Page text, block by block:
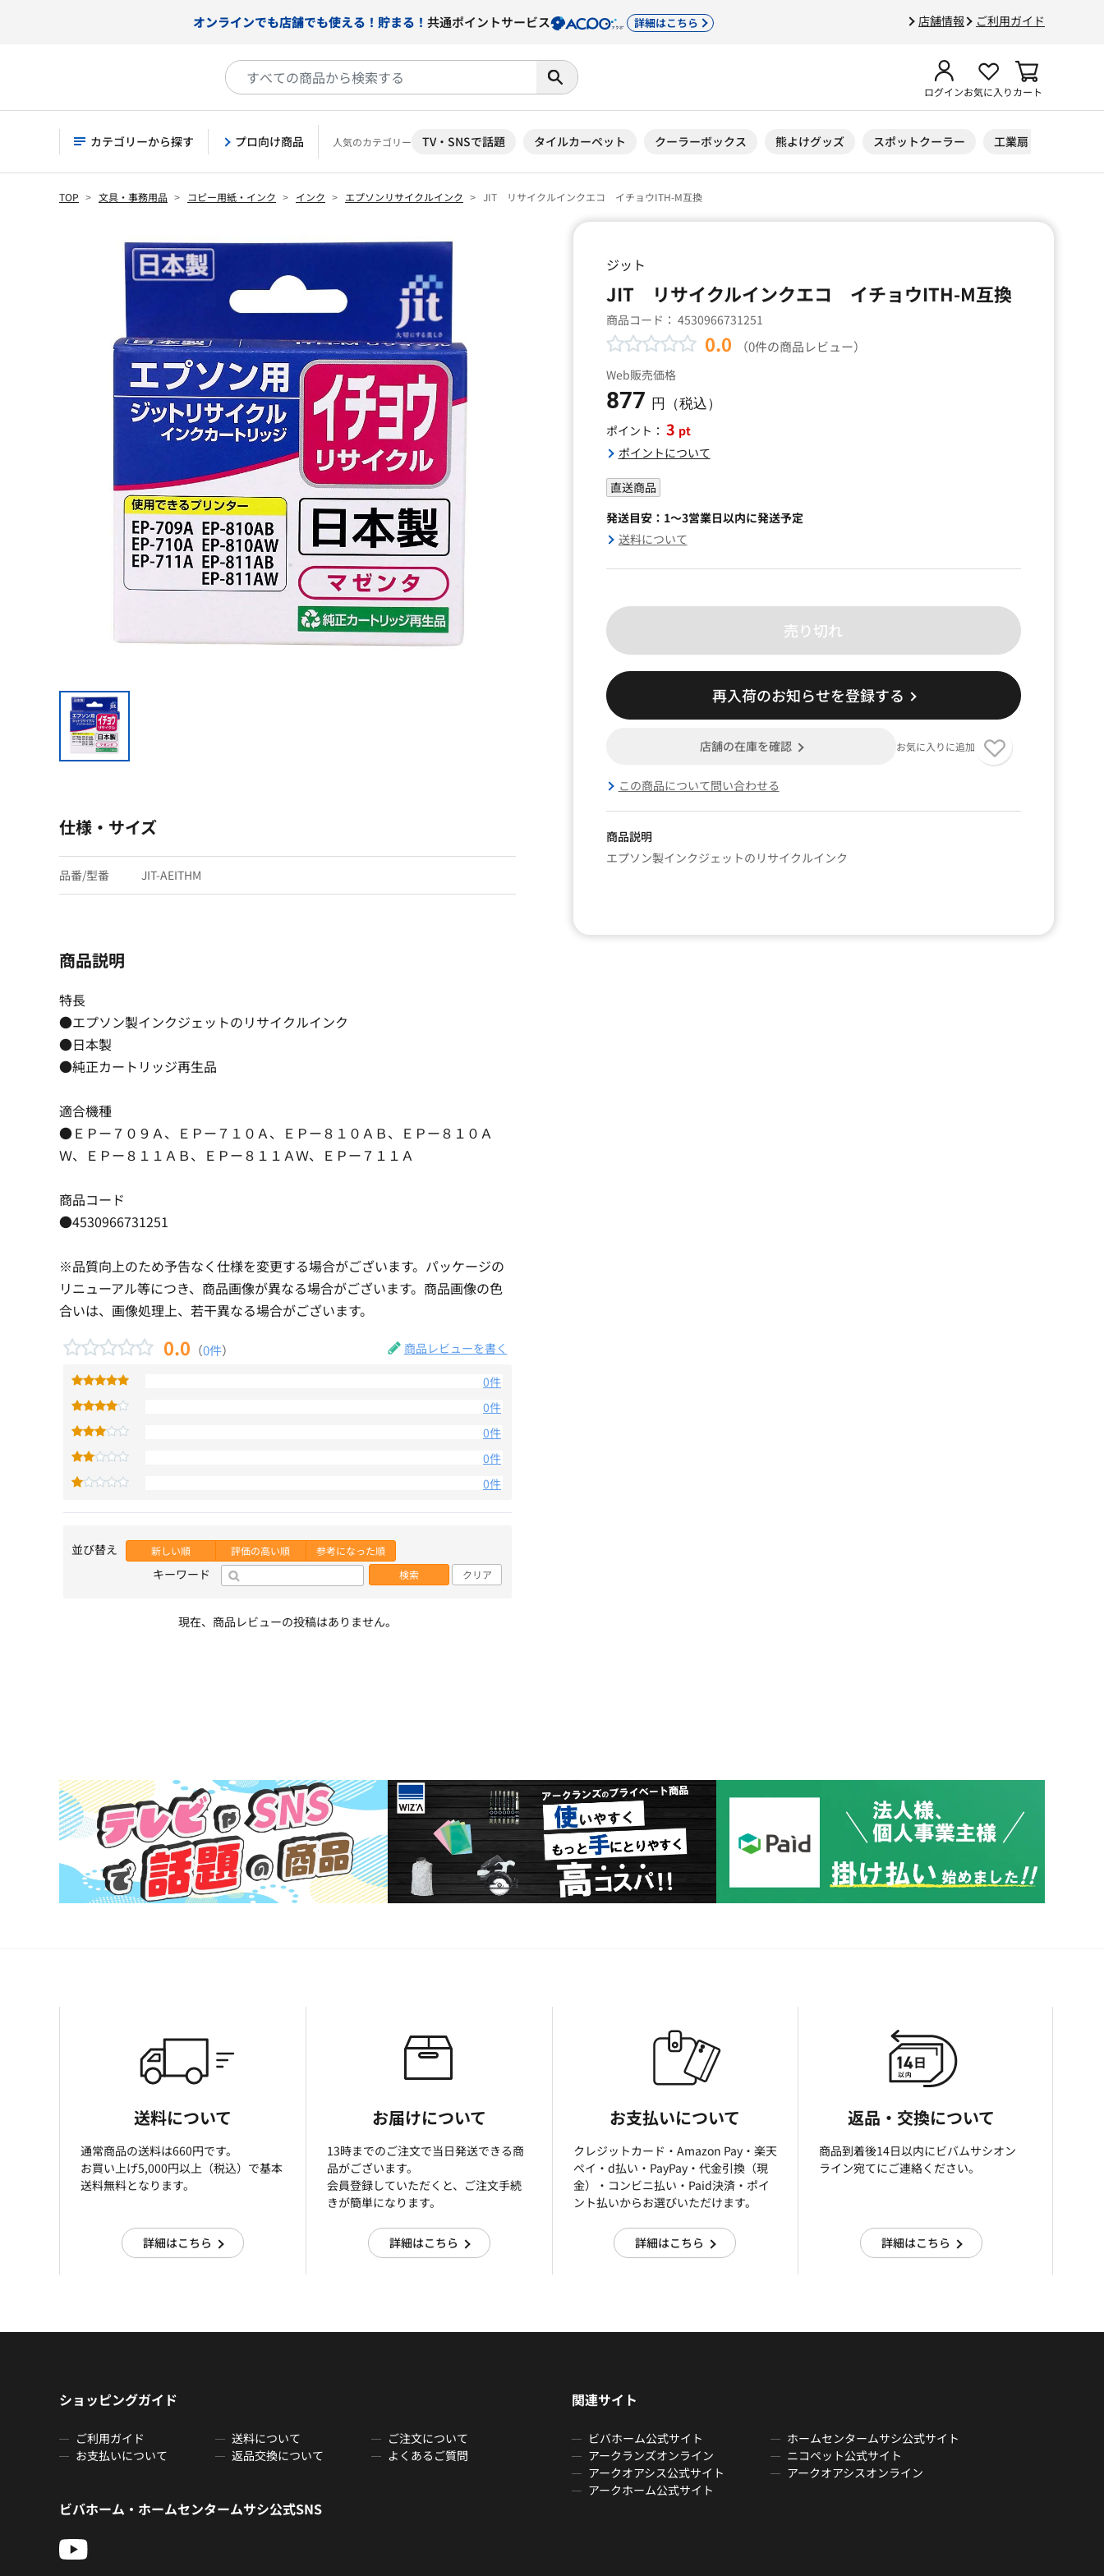
店舗情報 ご利用ガイド
オンラインでも店舗でも使える！貯まる！ 共通ポイントサービス 詳細はこちら
ログインお気に入りカート
カテゴリーから探す プロ向け商品 人気のカテゴリー TV・SNSで話題 タイルカーペット クーラーボックス 熊よけグッズ スポットクーラー 工業扇
TOP 文具・事務用品 コピー用紙・インク インク エプソンリサイクルインク JIT リサイクルインクエコ イチョウITH-M互換
ジット
JIT リサイクルインクエコ イチョウITH-M互換
商品コード： 4530966731251
0.0 （0件の商品レビュー）
Web販売価格
877 円（税込）
ポイント： 3 pt
ポイントについて
直送商品
発送目安：1～3営業日以内に発送予定
送料について
売り切れ
再入荷のお知らせを登録する
店舗の在庫を確認 お気に入りに追加
この商品について問い合わせる
商品説明
エプソン製インクジェットのリサイクルインク
仕様・サイズ
品番/型番 JIT-AEITHM
商品説明
特長
●エプソン製インクジェットのリサイクルインク
●日本製
●純正カートリッジ再生品
適合機種
●ＥＰー７０９Ａ、ＥＰー７１０Ａ、ＥＰー８１０ＡＢ、ＥＰー８１０Ａ
Ｗ、ＥＰー８１１ＡＢ、ＥＰー８１１ＡＷ、ＥＰー７１１Ａ
商品コード
●4530966731251
※品質向上のため予告なく仕様を変更する場合がございます。パッケージの
リニューアル等につき、商品画像が異なる場合がございます。商品画像の色
合いは、画像処理上、若干異なる場合がございます。
0.0 （0件） 商品レビューを書く
0件
0件
0件
0件
0件
並び替え 新しい順 評価の高い順 参考になった順
キーワード 検索 クリア
現在、商品レビューの投稿はありません。
送料について
通常商品の送料は660円です。
お買い上げ5,000円以上（税込）で基本
送料無料となります。
詳細はこちら
お届けについて
13時までのご注文で当日発送できる商
品がございます。
会員登録していただくと、ご注文手続
きが簡単になります。
詳細はこちら
お支払いについて
クレジットカード・Amazon Pay・楽天
ぺイ・d払い・PayPay・代金引換（現
金）・コンビニ払い・Paid決済・ポイ
ント払いからお選びいただけます。
詳細はこちら
返品・交換について
商品到着後14日以内にビバムサシオン
ライン宛てにご連絡ください。
詳細はこちら
ショッピングガイド
ご利用ガイド 送料について
ご注文について
お支払いについて
返品交換について よくあるご質問
関連サイト
ビバホーム公式サイト
ホームセンタームサシ公式サイト
アークランズオンライン
ニコペット公式サイト
アークオアシス公式サイト
アークオアシスオンライン
アークホーム公式サイト
ビバホーム・ホームセンタームサシ公式SNS